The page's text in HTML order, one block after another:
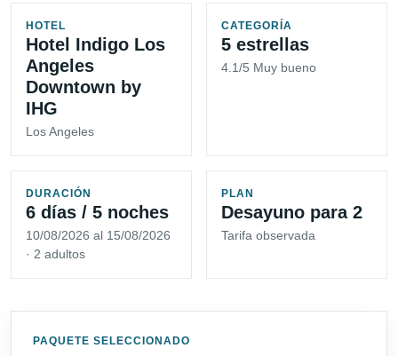
HOTEL
Hotel Indigo Los
Angeles
Downtown by
IHG
Los Angeles
CATEGORÍA
5 estrellas
4.1/5 Muy bueno
DURACIÓN
6 días / 5 noches
10/08/2026 al 15/08/2026
· 2 adultos
PLAN
Desayuno para 2
Tarifa observada
PAQUETE SELECCIONADO